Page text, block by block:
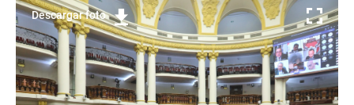
Descargar foto